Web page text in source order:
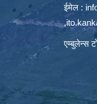
ईमेल :
,
एम्बुलेन्स